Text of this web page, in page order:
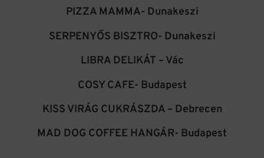
PIZZA MAMMA- Dunakeszi
SERPENYŐS BISZTRO- Dunakeszi
LIBRA DELIKÁT – Vác
COSY CAFE- Budapest
KISS VIRÁG CUKRÁSZDA – Debrecen
MAD DOG COFFEE HANGÁR- Budapest